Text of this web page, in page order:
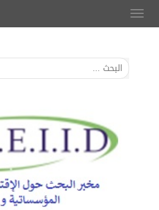
Toggle
navigation